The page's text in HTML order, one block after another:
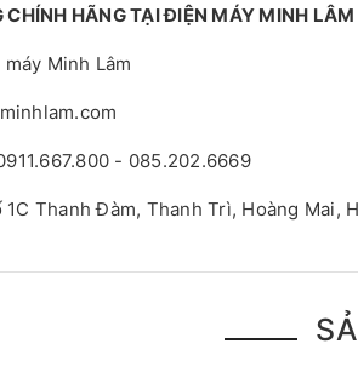
CHÍNH HÃNG TẠI ĐIỆN MÁY MINH LÂM
Minh Lâm
- 085.202.6669
Thanh Đàm, Thanh Trì, Hoàng Mai,